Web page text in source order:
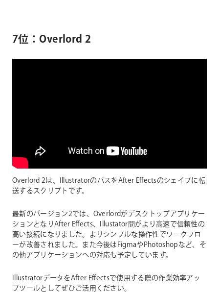
7位：Overlord 2
Overlord 2は、IllustratorのパスをAfter Effectsのシェイプに転
送するスクリプトです。
最新のバージョン2では、Overlordがデスクトップアプリケー
ションとなりAfter Effects、Illustator間がより高速で信頼性の
高い接続になりました。よりシンプルな操作性でワークフロ
ーが改善されました。また今後はFigmaやPhotoshopなど、そ
の他アプリケーションへの対応も予定しています。
IllustratorデータをAfter Effectsで使用する際の作業効率アッ
プツールとしてぜひご活用ください。